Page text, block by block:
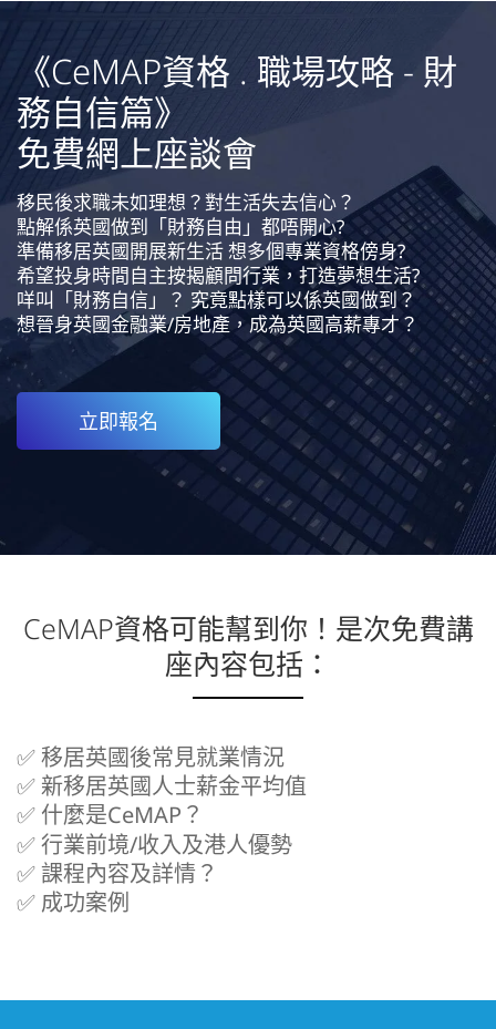
《CeMAP資格 . 職場攻略 - 財
務自信篇》
免費網上座談會
移民後求職未如理想？對生活失去信心？
點解係英國做到「財務自由」都唔開心?
準備移居英國開展新生活 想多個專業資格傍身?
希望投身時間自主按揭顧問行業，打造夢想生活?
咩叫「財務自信」？ 究竟點樣可以係英國做到？
想晉身英國金融業/房地產，成為英國高薪專才？
立即報名
CeMAP資格可能幫到你！是次免費講
座內容包括：
✅ 移居英國後常見就業情況
✅ 新移居英國人士薪金平均值
✅ 什麼是CeMAP？
✅ 行業前境/收入及港人優勢
✅ 課程內容及詳情？
✅ 成功案例